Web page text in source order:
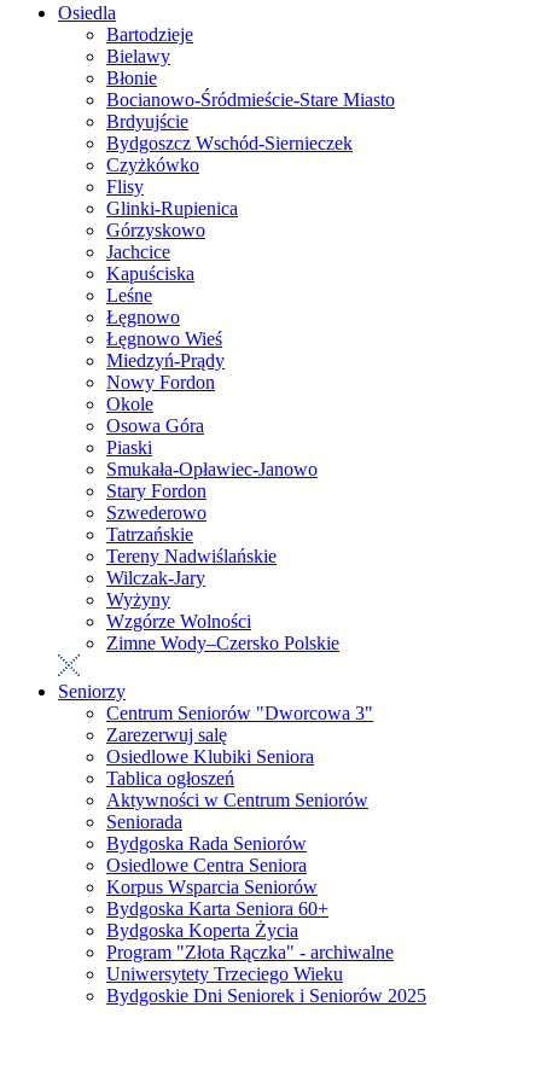
Osiedla
Bartodzieje
Bielawy
Błonie
Bocianowo-Śródmieście-Stare Miasto
Brdyujście
Bydgoszcz Wschód-Siernieczek
Czyżkówko
Flisy
Glinki-Rupienica
Górzyskowo
Jachcice
Kapuściska
Leśne
Łęgnowo
Łęgnowo Wieś
Miedzyń-Prądy
Nowy Fordon
Okole
Osowa Góra
Piaski
Smukała-Opławiec-Janowo
Stary Fordon
Szwederowo
Tatrzańskie
Tereny Nadwiślańskie
Wilczak-Jary
Wyżyny
Wzgórze Wolności
Zimne Wody–Czersko Polskie
Seniorzy
Centrum Seniorów "Dworcowa 3"
Zarezerwuj salę
Osiedlowe Klubiki Seniora
Tablica ogłoszeń
Aktywności w Centrum Seniorów
Seniorada
Bydgoska Rada Seniorów
Osiedlowe Centra Seniora
Korpus Wsparcia Seniorów
Bydgoska Karta Seniora 60+
Bydgoska Koperta Życia
Program "Złota Rączka" - archiwalne
Uniwersytety Trzeciego Wieku
Bydgoskie Dni Seniorek i Seniorów 2025